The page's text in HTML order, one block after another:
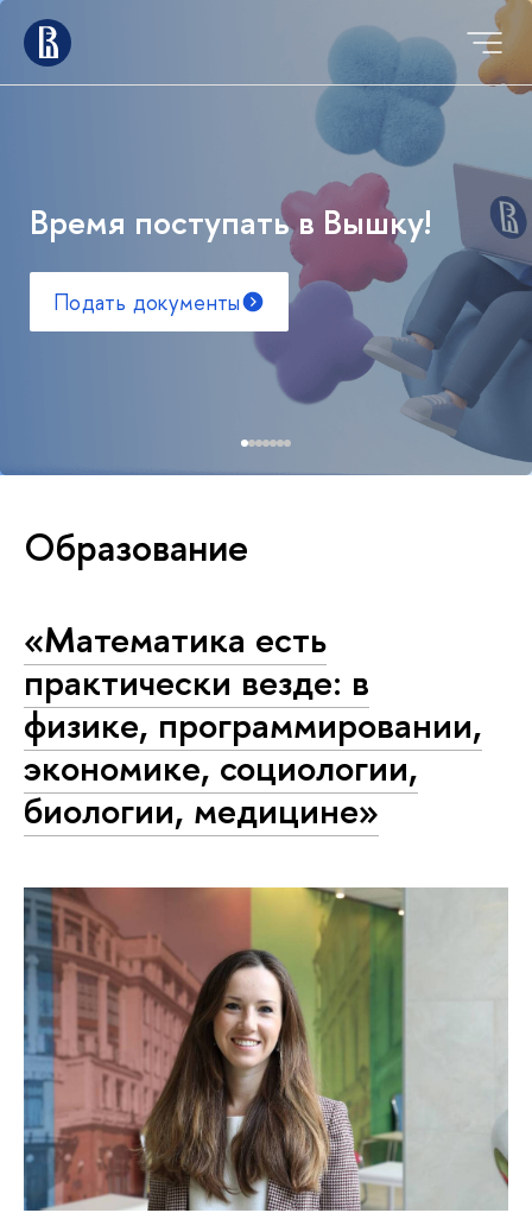
Время поступать в Вышку!
Подать документы
Образование
«Математика есть
практически везде: в
физике, программировании,
экономике, социологии,
биологии, медицине»